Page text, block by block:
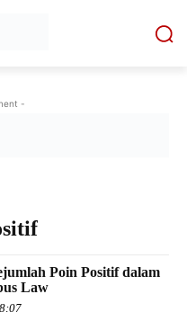
-
Poin Positif dalam
Law